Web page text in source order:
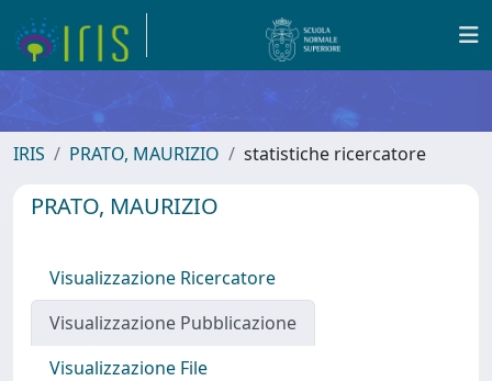
IRIS PRATO, MAURIZIO statistiche ricercatore
PRATO, MAURIZIO
Visualizzazione Ricercatore
Visualizzazione Pubblicazione
Visualizzazione File